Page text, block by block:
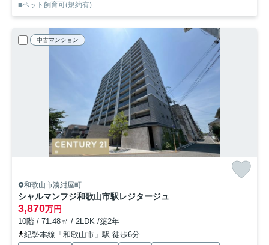
■ペット飼育可(規約有)
中古マンション
和歌山市湊紺屋町
シャルマンフジ和歌山市駅レジタージュ
3,870万円
10階 / 71.48㎡ / 2LDK /築2年
紀勢本線「和歌山市」駅 徒歩6分